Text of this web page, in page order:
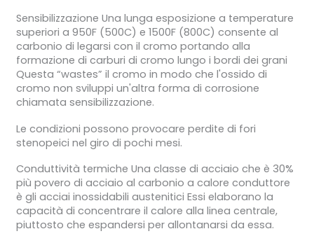
Sensibilizzazione Una lunga esposizione a temperature
superiori a 950F (500C) e 1500F (800C) consente al
carbonio di legarsi con il cromo portando alla
formazione di carburi di cromo lungo i bordi dei grani
Questa “wastes” il cromo in modo che l'ossido di
cromo non sviluppi un'altra forma di corrosione
chiamata sensibilizzazione.
Le condizioni possono provocare perdite di fori
stenopeici nel giro di pochi mesi.
Conduttività termiche Una classe di acciaio che è 30%
più povero di acciaio al carbonio a calore conduttore
è gli acciai inossidabili austenitici Essi elaborano la
capacità di concentrare il calore alla linea centrale,
piuttosto che espandersi per allontanarsi da essa.